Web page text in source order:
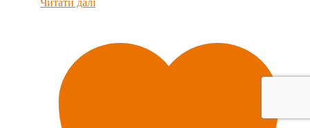
Читати далі